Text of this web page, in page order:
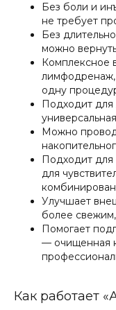
Без боли и
не требует
Без
можно
Комплексное
лимфодренаж,
одну
Подходит
Можно
Подходит для
для
Улучшает
более
Помогает
— очищенная
Как работает